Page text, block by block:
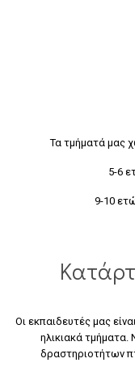
Τα τμήματά μας
5-6
9-10
Οι εκπαιδευτές μας
ηλικιακά
δραστηριοτήτων